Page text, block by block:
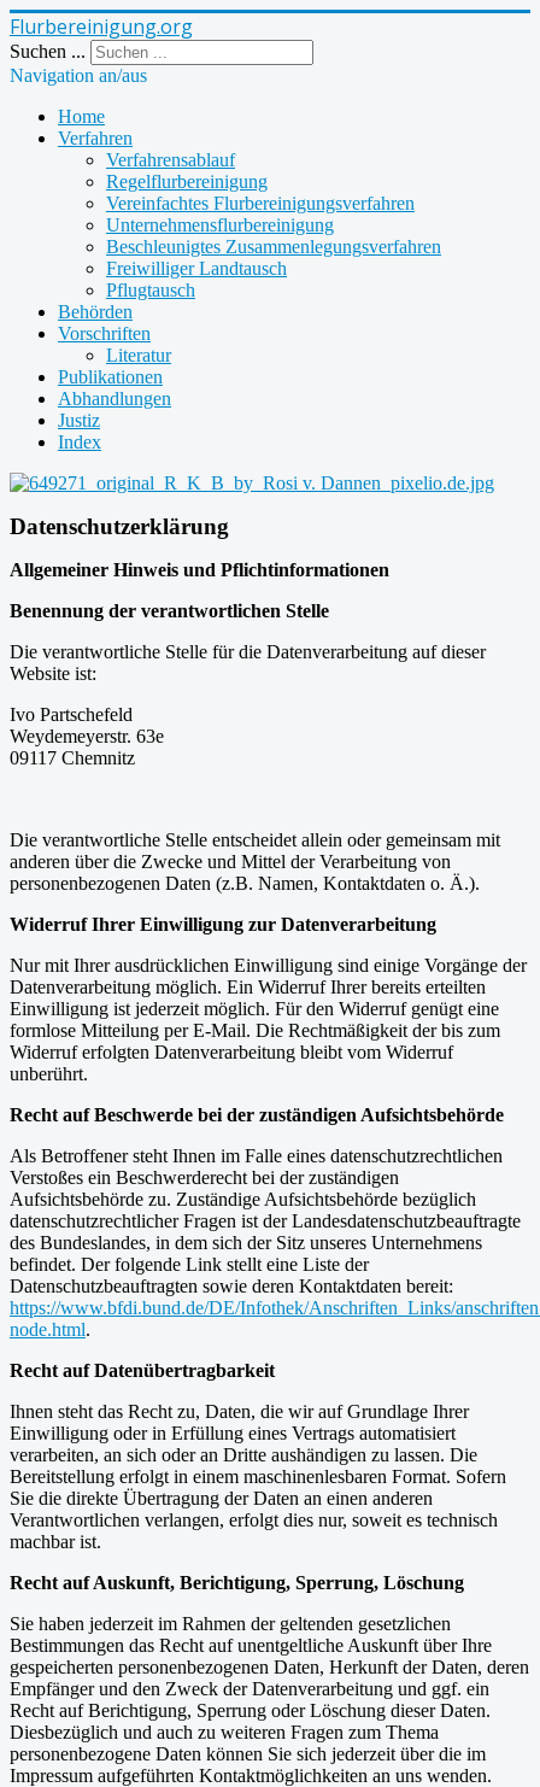
Flurbereinigung.org
Suchen ...
Navigation an/aus
Home
Verfahren
Verfahrensablauf
Regelflurbereinigung
Vereinfachtes Flurbereinigungsverfahren
Unternehmensflurbereinigung
Beschleunigtes Zusammenlegungsverfahren
Freiwilliger Landtausch
Pflugtausch
Behörden
Vorschriften
Literatur
Publikationen
Abhandlungen
Justiz
Index
Datenschutzerklärung
Allgemeiner Hinweis und Pflichtinformationen
Benennung der verantwortlichen Stelle
Die verantwortliche Stelle für die Datenverarbeitung auf dieser
Website ist:
Ivo Partschefeld
Weydemeyerstr. 63e
09117 Chemnitz
Die verantwortliche Stelle entscheidet allein oder gemeinsam mit
anderen über die Zwecke und Mittel der Verarbeitung von
personenbezogenen Daten (z.B. Namen, Kontaktdaten o. Ä.).
Widerruf Ihrer Einwilligung zur Datenverarbeitung
Nur mit Ihrer ausdrücklichen Einwilligung sind einige Vorgänge der
Datenverarbeitung möglich. Ein Widerruf Ihrer bereits erteilten
Einwilligung ist jederzeit möglich. Für den Widerruf genügt eine
formlose Mitteilung per E-Mail. Die Rechtmäßigkeit der bis zum
Widerruf erfolgten Datenverarbeitung bleibt vom Widerruf
unberührt.
Recht auf Beschwerde bei der zuständigen Aufsichtsbehörde
Als Betroffener steht Ihnen im Falle eines datenschutzrechtlichen
Verstoßes ein Beschwerderecht bei der zuständigen
Aufsichtsbehörde zu. Zuständige Aufsichtsbehörde bezüglich
datenschutzrechtlicher Fragen ist der Landesdatenschutzbeauftragte
des Bundeslandes, in dem sich der Sitz unseres Unternehmens
befindet. Der folgende Link stellt eine Liste der
Datenschutzbeauftragten sowie deren Kontaktdaten bereit:
https://www.bfdi.bund.de/DE/Infothek/Anschriften_Links/
node.html.
Recht auf Datenübertragbarkeit
Ihnen steht das Recht zu, Daten, die wir auf Grundlage Ihrer
Einwilligung oder in Erfüllung eines Vertrags automatisiert
verarbeiten, an sich oder an Dritte aushändigen zu lassen. Die
Bereitstellung erfolgt in einem maschinenlesbaren Format. Sofern
Sie die direkte Übertragung der Daten an einen anderen
Verantwortlichen verlangen, erfolgt dies nur, soweit es technisch
machbar ist.
Recht auf Auskunft, Berichtigung, Sperrung, Löschung
Sie haben jederzeit im Rahmen der geltenden gesetzlichen
Bestimmungen das Recht auf unentgeltliche Auskunft über Ihre
gespeicherten personenbezogenen Daten, Herkunft der Daten, deren
Empfänger und den Zweck der Datenverarbeitung und ggf. ein
Recht auf Berichtigung, Sperrung oder Löschung dieser Daten.
Diesbezüglich und auch zu weiteren Fragen zum Thema
personenbezogene Daten können Sie sich jederzeit über die im
Impressum aufgeführten Kontaktmöglichkeiten an uns wenden.